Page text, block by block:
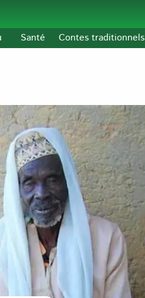
Santé Contes traditionnels